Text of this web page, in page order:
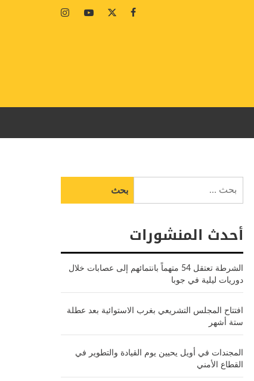
Facebook
Twitter
Youtube
Instagram
عن:
أحدث المنشورات
الشرطة تعتقل 54 متهماً بانتمائهم إلى عصابات خلال
دوريات ليلية في جوبا
افتتاح المجلس التشريعي بغرب الاستوائية بعد عطلة
ستة أشهر
المجندات في أويل يحيين يوم القيادة والتطوير في
القطاع الأمني